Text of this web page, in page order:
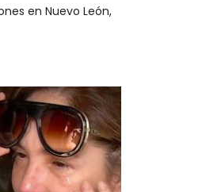
en Nuevo León,